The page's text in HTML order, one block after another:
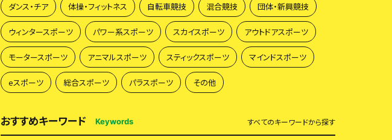
ダンス・チア 体操・フィットネス 自転車競技 混合競技 団体・新興競技
ウィンタースポーツ パワー系スポーツ スカイスポーツ アウトドアスポーツ
モータースポーツ アニマルスポーツ スティックスポーツ マインドスポーツ
eスポーツ 総合スポーツ パラスポーツ その他
おすすめキーワード Keywords すべてのキーワードから探す